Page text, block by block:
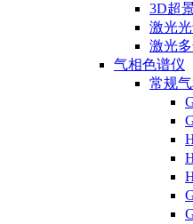
3D超
激光
激光
气相色谱仪
常规